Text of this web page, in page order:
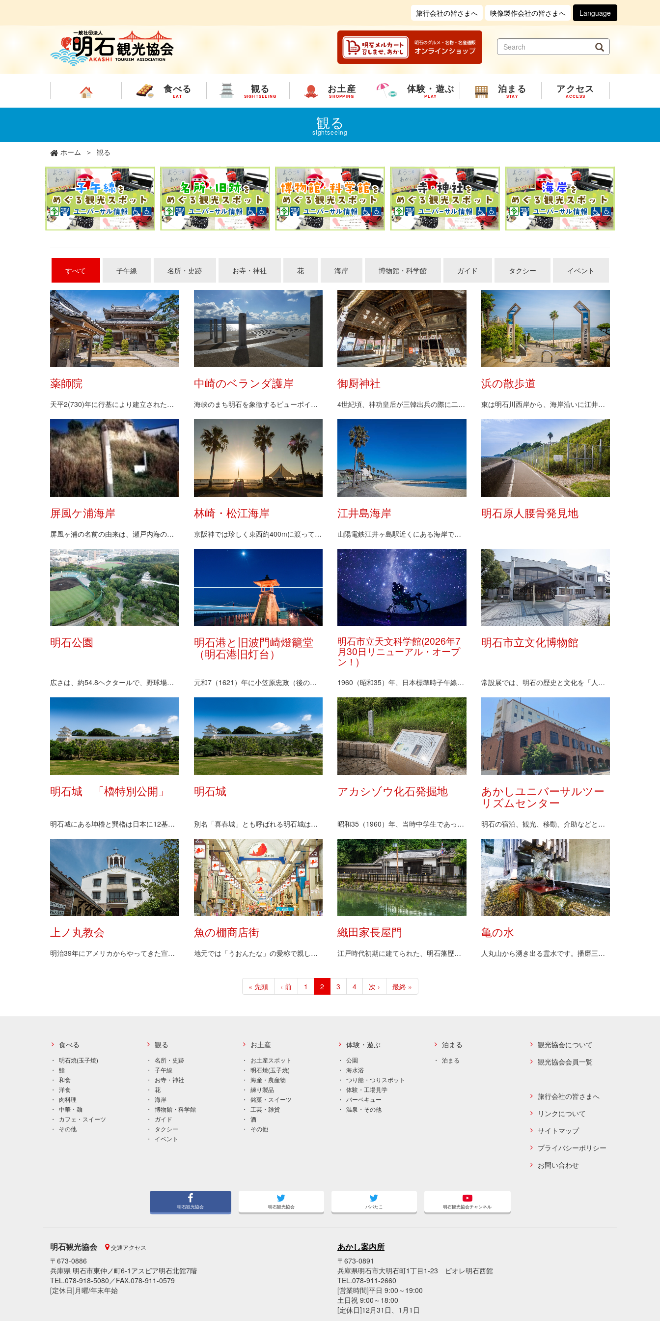
コ
旅行会社の皆さまへ 映像製作会社の皆さまへ Language
S
e
a
r
c
h
Search
食べる
EAT
観る
SIGHTSEEING
お土産
SHOPPING
体験・遊ぶ
PLAY
泊まる
STAY
アクセス
ACCESS
観る
sightseeing
ホーム 観る
すべて 子午線 名所・史跡 お寺・神社 花 海岸 博物館・科学館 ガイド タクシー イベント
薬師院
天平2(730)年に行基により建立された清冷山閼伽…
中崎のベランダ護岸
海峡のまち明石を象徴するビューポイントです。明石港…
御厨神社
4世紀頃、神功皇后が三韓出兵の際に二見浦に船を寄せ…
浜の散歩道
東は明石川西岸から、海岸沿いに江井島まで約8kmの…
屏風ケ浦海岸
屏風ヶ浦の名前の由来は、瀬戸内海の波に洗われて古代…
林崎・松江海岸
京阪神では珍しく東西約400mに渡って砂浜が広がる…
江井島海岸
山陽電鉄江井ヶ島駅近くにある海岸です。ヤシの木が立…
明石原人腰骨発見地
明石公園
広さは、約54.8ヘクタールで、野球場、テニスコー…
明石港と旧波門崎燈籠堂
（明石港旧灯台）
元和7（1621）年に小笠原忠政（後の忠真）が明石…
明石市立天文科学館(2026年7
月30日リニューアル・オープ
ン！)
1960（昭和35）年、日本標準時子午線上に建設さ…
明石市立文化博物館
常設展では、明石の歴史と文化を「人々の歴史と自然環…
明石城 「櫓特別公開」
明石城にある坤櫓と巽櫓は日本に12基しか現存してい…
明石城
別名「喜春城」とも呼ばれる明石城は、1619（元和…
アカシゾウ化石発掘地
昭和35（1960）年、当時中学生であった紀川晴彦…
あかしユニバーサルツー
リズムセンター
明石の宿泊、観光、移動、介助などと連結し、障がいの…
上ノ丸教会
明治39年にアメリカからやってきた宣教師クーパーが…
魚の棚商店街
地元では「うおんたな」の愛称で親しまれ、約400年…
織田家長屋門
江戸時代初期に建てられた、明石藩歴代家老・重臣屋敷…
亀の水
人丸山から湧き出る霊水です。播磨三名水の一つで、か…
先
頭
« 先頭
前
ペ
‹ 前
ペ
ー
1
カ
レ
2
ペ
ー
3
ペ
ー
4
次
ペ
次 ›
最
終
最終 »
食べる
明石焼(玉子焼)
鮨
和食
洋食
肉料理
中華・麺
カフェ・スイーツ
その他
観る
名所・史跡
子午線
お寺・神社
花
海岸
博物館・科学館
ガイド
タクシー
イベント
お土産
お土産スポット
明石焼(玉子焼)
海産・農産物
練り製品
銘菓・スイーツ
工芸・雑貨
酒
その他
体験・遊ぶ
公園
海水浴
つり船・つりスポット
体験・工場見学
バーベキュー
温泉・その他
泊まる
泊まる
観光協会について
観光協会会員一覧
旅行会社の皆さまへ
リンクについて
サイトマップ
プライバシーポリシー
お問い合わせ
明石観光協会 明石観光協会 パパたこ 明石観光協会チャンネル
明石観光協会 交通アクセス
〒673-0886
兵庫県 明石市東仲ノ町6-1アスピア明石北館7階
TEL.078-918-5080／FAX.078-911-0579
[定休日]月曜/年末年始
あかし案内所
〒673-0891
兵庫県明石市大明石町1丁目1-23 ピオレ明石西館
TEL.078-911-2660
[営業時間]平日 9:00～19:00
土日祝 9:00～18:00
[定休日]12月31日、1月1日